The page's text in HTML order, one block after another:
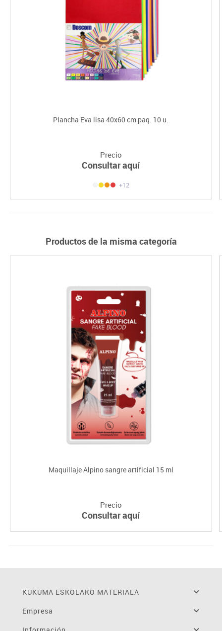
Plancha Eva lisa 40x60 cm paq. 10 u.
Precio
Consultar aquí
+12
Productos de la misma categoría
Maquillaje Alpino sangre artificial 15 ml
Precio
Consultar aquí
KUKUMA ESKOLAKO MATERIALA
Empresa